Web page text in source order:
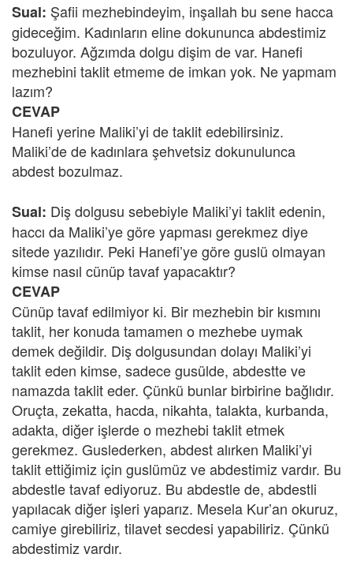
Sual: Şafii mezhebindeyim, inşallah bu sene hacca
gideceğim. Kadınların eline dokununca abdestimiz
bozuluyor. Ağzımda dolgu dişim de var. Hanefi
mezhebini taklit etmeme de imkan yok. Ne yapmam
lazım?
CEVAP
Hanefi yerine Maliki’yi de taklit edebilirsiniz.
Maliki’de de kadınlara şehvetsiz dokunulunca
abdest bozulmaz.
Sual: Diş dolgusu sebebiyle Maliki’yi taklit edenin,
haccı da Maliki’ye göre yapması gerekmez diye
sitede yazılıdır. Peki Hanefi’ye göre guslü olmayan
kimse nasıl cünüp tavaf yapacaktır?
CEVAP
Cünüp tavaf edilmiyor ki. Bir mezhebin bir kısmını
taklit, her konuda tamamen o mezhebe uymak
demek değildir. Diş dolgusundan dolayı Maliki’yi
taklit eden kimse, sadece gusülde, abdestte ve
namazda taklit eder. Çünkü bunlar birbirine bağlıdır.
Oruçta, zekatta, hacda, nikahta, talakta, kurbanda,
adakta, diğer işlerde o mezhebi taklit etmek
gerekmez. Guslederken, abdest alırken Maliki’yi
taklit ettiğimiz için guslümüz ve abdestimiz vardır. Bu
abdestle tavaf ediyoruz. Bu abdestle de, abdestli
yapılacak diğer işleri yaparız. Mesela Kur’an okuruz,
camiye girebiliriz, tilavet secdesi yapabiliriz. Çünkü
abdestimiz vardır.